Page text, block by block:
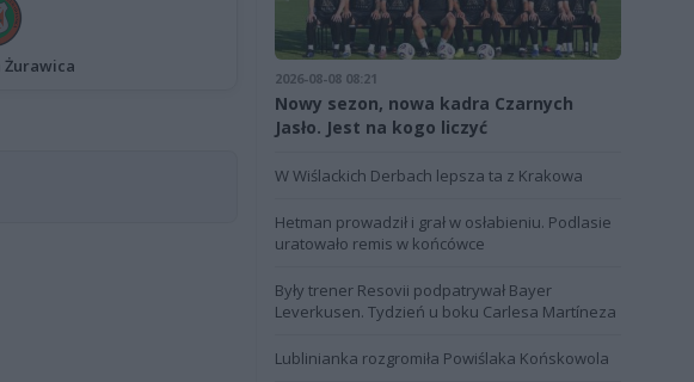
2026-08-08 08:21
Nowy sezon, nowa kadra Czarnych
Jasło. Jest na kogo liczyć
W Wiślackich Derbach lepsza ta z Krakowa
Hetman prowadził i grał w osłabieniu. Podlasie
uratowało remis w końcówce
Były trener Resovii podpatrywał Bayer
Leverkusen. Tydzień u boku Carlesa Martíneza
Lublinianka rozgromiła Powiślaka Końskowola